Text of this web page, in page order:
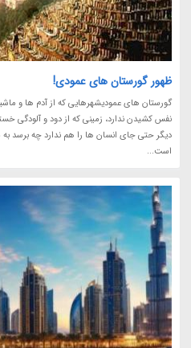
ظهور گورستان های عمودی!
گورستان های عمودیشهرهایی که از آدم ها و
نفس کشیدن ندارد، زمینی که از دود و آلودگی
دیگر حتی جای انسان ها را هم ندارد چه برسد
است...